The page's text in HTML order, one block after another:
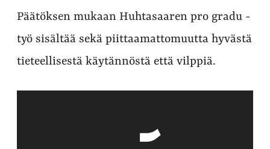
Päätöksen mukaan Huhtasaaren pro gradu -
työ sisältää sekä piittaamattomuutta hyvästä
tieteellisestä käytännöstä että vilppiä.